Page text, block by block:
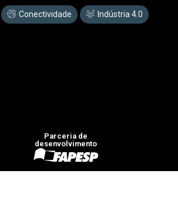
Conectividade Indústria 4.0
Parceria de
desenvolvimento